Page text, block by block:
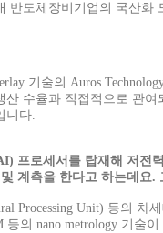
반도체장비기업의 국산화
기술의 Auros
산 수율과 직접적으로 관
니다.
프로세서를 탑재해 저전
계측을 한다고 하는데요
Processing Unit) 등의
등의 nano metrology 기